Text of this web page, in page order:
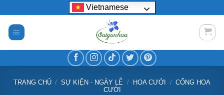
nội
dung
Vietnamese
TRANG CHỦ / SỰ KIỆN - NGÀY LỄ / HOA CƯỚI / CỔNG HOA
CƯỚI